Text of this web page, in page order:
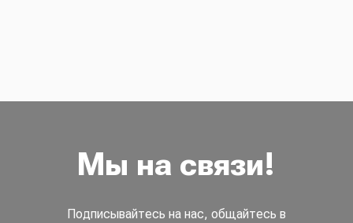
Мы на связи!
Подписывайтесь на нас, общайтесь в